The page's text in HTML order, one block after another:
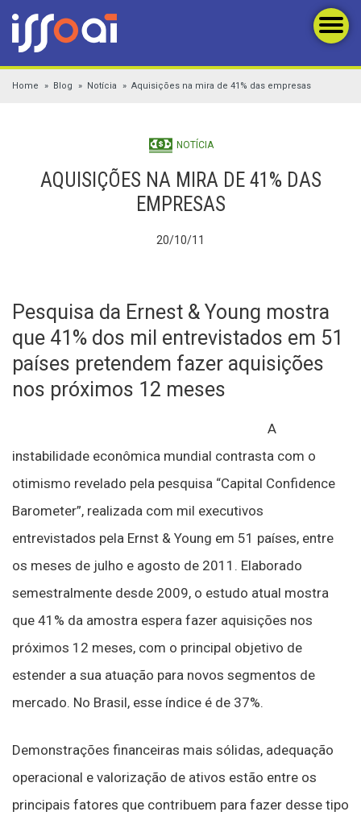
Home Blog Notícia Aquisições na mira de 41% das empresas
NOTÍCIA
AQUISIÇÕES NA MIRA DE 41% DAS
EMPRESAS
20/10/11
Pesquisa da Ernest & Young mostra
que 41% dos mil entrevistados em 51
países pretendem fazer aquisições
nos próximos 12 meses
A
instabilidade econômica mundial contrasta com o
otimismo revelado pela pesquisa “Capital Confidence
Barometer”, realizada com mil executivos
entrevistados pela Ernst & Young em 51 países, entre
os meses de julho e agosto de 2011. Elaborado
semestralmente desde 2009, o estudo atual mostra
que 41% da amostra espera fazer aquisições nos
próximos 12 meses, com o principal objetivo de
estender a sua atuação para novos segmentos de
mercado. No Brasil, esse índice é de 37%.
Demonstrações financeiras mais sólidas, adequação
operacional e valorização de ativos estão entre os
principais fatores que contribuem para fazer desse tipo